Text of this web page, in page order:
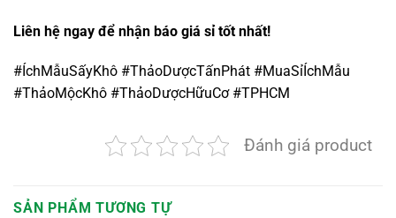
Liên hệ ngay để nhận báo giá sỉ tốt nhất!
#ÍchMẫuSấyKhô #ThảoDượcTấnPhát #MuaSỉÍchMẫu
#ThảoMộcKhô #ThảoDượcHữuCơ #TPHCM
Đánh giá product
SẢN PHẨM TƯƠNG TỰ